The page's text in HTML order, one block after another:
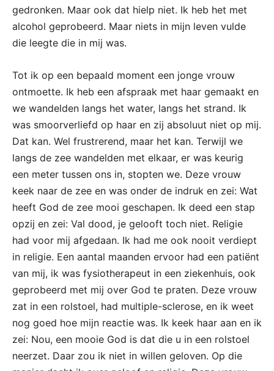
gedronken. Maar ook dat hielp niet. Ik heb het met
alcohol geprobeerd. Maar niets in mijn leven vulde
die leegte die in mij was.
Tot ik op een bepaald moment een jonge vrouw
ontmoette. Ik heb een afspraak met haar gemaakt en
we wandelden langs het water, langs het strand. Ik
was smoorverliefd op haar en zij absoluut niet op mij.
Dat kan. Wel frustrerend, maar het kan. Terwijl we
langs de zee wandelden met elkaar, er was keurig
een meter tussen ons in, stopten we. Deze vrouw
keek naar de zee en was onder de indruk en zei: Wat
heeft God de zee mooi geschapen. Ik deed een stap
opzij en zei: Val dood, je gelooft toch niet. Religie
had voor mij afgedaan. Ik had me ook nooit verdiept
in religie. Een aantal maanden ervoor had een patiënt
van mij, ik was fysiotherapeut in een ziekenhuis, ook
geprobeerd met mij over God te praten. Deze vrouw
zat in een rolstoel, had multiple-sclerose, en ik weet
nog goed hoe mijn reactie was. Ik keek haar aan en ik
zei: Nou, een mooie God is dat die u in een rolstoel
neerzet. Daar zou ik niet in willen geloven. Op die